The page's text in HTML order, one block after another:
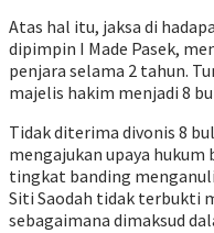
Atas hal itu, jaksa di
dipimpin I Made Pasek,
penjara selama 2 tahun.
majelis hakim menjadi 8
Tidak diterima divonis 8
mengajukan upaya hukum
tingkat banding
Siti Saodah tidak terbukti
sebagaimana dimaksud